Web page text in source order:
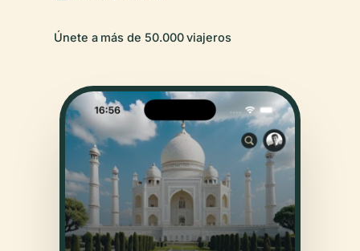
Únete a más de 50.000 viajeros